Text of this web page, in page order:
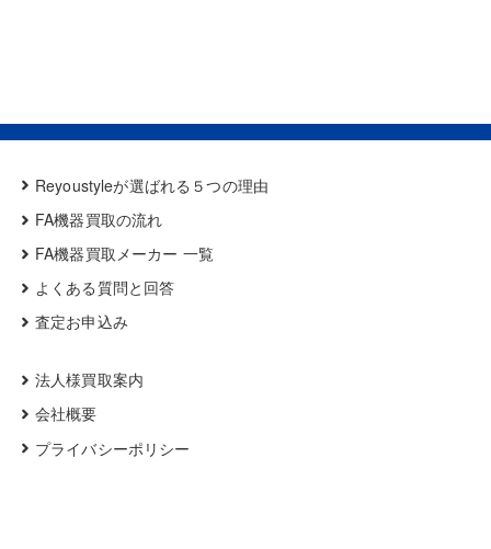
Reyoustyleが選ばれる５つの理由
FA機器買取の流れ
FA機器買取メーカー 一覧
よくある質問と回答
査定お申込み
法人様買取案内
会社概要
プライバシーポリシー